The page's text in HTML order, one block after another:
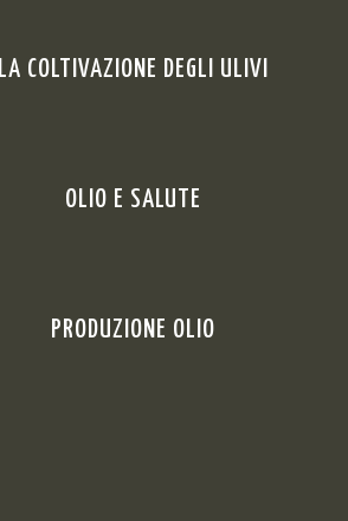
LA COLTIVAZIONE DEGLI ULIVI
OLIO E SALUTE
PRODUZIONE OLIO